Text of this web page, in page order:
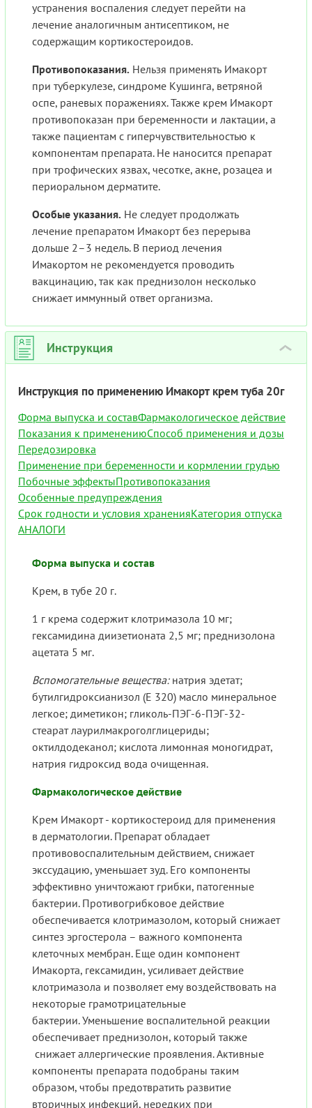
устранения воспаления следует перейти на
лечение аналогичным антисептиком, не
содержащим кортикостероидов.
Противопоказания. Нельзя применять Имакорт
при туберкулезе, синдроме Кушинга, ветряной
оспе, раневых поражениях. Также крем Имакорт
противопоказан при беременности и лактации, а
также пациентам с гиперчувствительностью к
компонентам препарата. Не наносится препарат
при трофических язвах, чесотке, акне, розацеа и
периоральном дерматите.
Особые указания. Не следует продолжать
лечение препаратом Имакорт без перерыва
дольше 2–3 недель. В период лечения
Имакортом не рекомендуется проводить
вакцинацию, так как преднизолон несколько
снижает иммунный ответ организма.
Инструкция ›
Инструкция по применению Имакорт крем туба 20г
Форма выпуска и составФармакологическое действие
Показания к применениюСпособ применения и дозы
Передозировка
Применение при беременности и кормлении грудью
Побочные эффектыПротивопоказания
Особенные предупреждения
Срок годности и условия храненияКатегория отпуска
АНАЛОГИ
Форма выпуска и состав
Крем, в тубе 20 г.
1 г крема содержит клотримазола 10 мг;
гексамидина диизетионата 2,5 мг; преднизолона
ацетата 5 мг.
Вспомогательные вещества: натрия эдетат;
бутилгидроксианизол (E 320) масло минеральное
легкое; диметикон; гликоль-ПЭГ-6-ПЭГ-32-
стеарат лаурилмакроголглицериды;
октилдодеканол; кислота лимонная моногидрат,
натрия гидроксид вода очищенная.
Фармакологическое действие
Крем Имакорт - кортикостероид для применения
в дерматологии. Препарат обладает
противовоспалительным действием, снижает
экссудацию, уменьшает зуд. Его компоненты
эффективно уничтожают грибки, патогенные
бактерии. Противогрибковое действие
обеспечивается клотримазолом, который снижает
синтез эргостерола – важного компонента
клеточных мембран. Еще один компонент
Имакорта, гексамидин, усиливает действие
клотримазола и позволяет ему воздействовать на
некоторые грамотрицательные
бактерии. Уменьшение воспалительной реакции
обеспечивает преднизолон, который также
снижает аллергические проявления. Активные
компоненты препарата подобраны таким
образом, чтобы предотвратить развитие
вторичных инфекций, нередких при